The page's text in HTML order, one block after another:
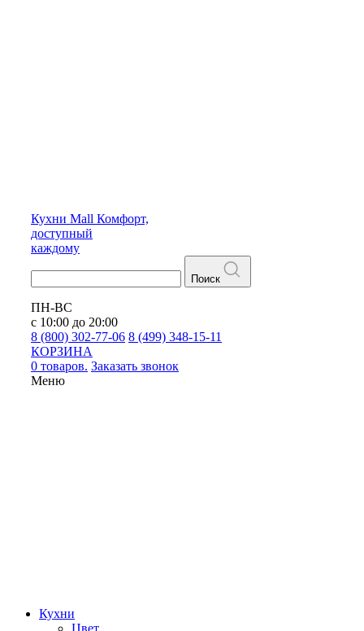
Кухни Mall Комфорт,
доступный
каждому
Поиск
ПН-ВС
с 10:00 до 20:00
8 (800) 302-77-06 8 (499) 348-15-11
КОРЗИНА
0 товаров. Заказать звонок
Меню
Кухни
Цвет